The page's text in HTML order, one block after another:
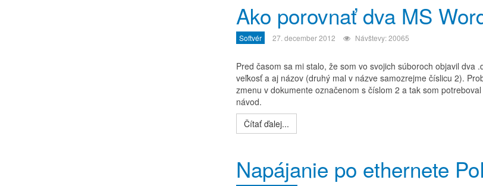
Ako porovnať dva MS
Softvér 27. december 2012 Návštevy: 20065
Pred časom sa mi stalo, že som vo svojich súboroch objavil
veľkosť a aj názov (druhý mal v názve samozrejme číslicu 2).
zmenu v dokumente označenom s číslom 2 a tak som
návod.
Čítať ďalej...
Napájanie po ethernete